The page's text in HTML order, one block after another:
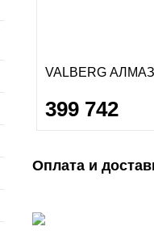
VALBERG
399 742
Оплата и